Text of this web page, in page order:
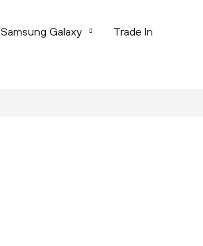
Samsung Galaxy Trade In